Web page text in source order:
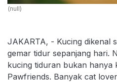
(null)
JAKARTA, - Kucing dikenal
gemar tidur sepanjang hari.
kucing tiduran bukan hanya
Pawfriends. Banyak cat